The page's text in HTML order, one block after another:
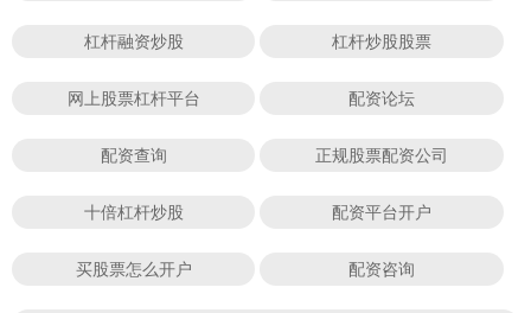
杠杆融资炒股 杠杆炒股股票
网上股票杠杆平台 配资论坛
配资查询 正规股票配资公司
十倍杠杆炒股 配资平台开户
买股票怎么开户 配资咨询